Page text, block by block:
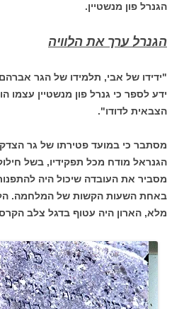
הגנרל פון מנשטיין.
הגנרל ערך את הלוויה
"ידידו של אבי, תלמידו של הגר
ידע לספר כי גנרל פון מנשטיין עצמו
הצבאית לדודו".
מסתבר כי במועד פטירתו של גר הצדק
הגנראל מודח מכל תפקידיו, בשל
מסביר את העובדה שיכול היה
באחת השעות הקשות של המלחמה.
מלא, הארון היה עטוף בדגל צלב הקרס